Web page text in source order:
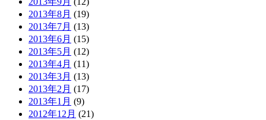
2013年8月 (19)
2013年7月 (13)
2013年6月 (15)
2013年5月 (12)
2013年4月 (11)
2013年3月 (13)
2013年2月 (17)
2013年1月 (9)
2012年12月 (21)